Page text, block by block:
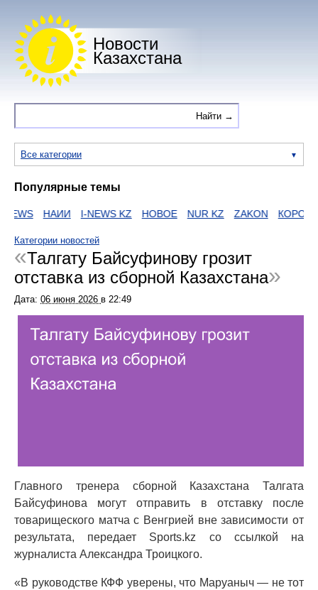
Новости
Казахстана
Все категории
Популярные темы
НАИИ I-NEWS KZ НОВОЕ NUR KZ ZAKON
Категории новостей
Талгату Байсуфинову грозит
отставка из сборной Казахстана
Дата: 06 июня 2026 в 22:49
Главного тренера сборной Казахстана Талгата
Байсуфинова могут отправить в отставку после
товарищеского матча с Венгрией вне зависимости от
результата, передает Sports.kz со ссылкой на
журналиста Александра Троицкого.
«В руководстве КФФ уверены, что Маруаныч — не тот